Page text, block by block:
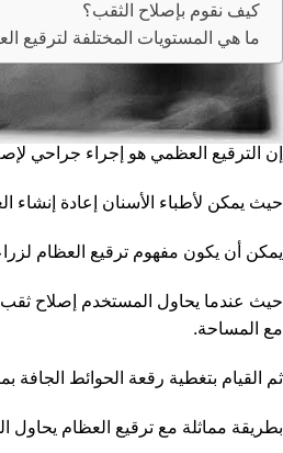
كيف نقوم بإصلاح الثقب؟
ما هي المستويات المختلفة لترقيع
ما هو ترقيع العظام
إن الترقيع العظمي هو إجراء جراحي
حيث يمكن لأطباء الأسنان إعادة إنشاء
يمكن أن يكون مفهوم ترقيع العظام
حيث عندما يحاول المستخدم إصلاح ثقب
مع المساحة.
ثم القيام بتغطية رقعة الحوائط الجافة
بطريقة مماثلة مع ترقيع العظام